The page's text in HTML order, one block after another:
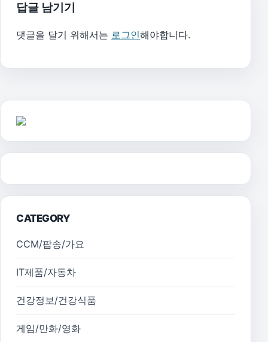
답글 남기기
댓글을 달기 위해서는 로그인해야합니다.
CATEGORY
CCM/팝송/가요
IT제품/자동차
건강정보/건강식품
게임/만화/영화